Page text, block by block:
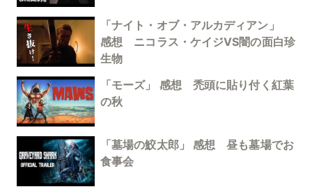
「ナイト・オブ・アルカディアン」
感想 ニコラス・ケイジVS闇の面白珍
生物
「モーズ」 感想 禿頭に貼り付く紅葉
の秋
「墓場の鮫太郎」 感想 昼も墓場でお
食事会